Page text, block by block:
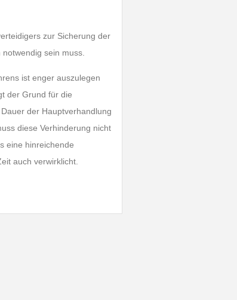
zur Sicherung der
sein muss.
ist enger auszulegen
der Grund für die
der Hauptverhandlung
diese Verhinderung nicht
eine hinreichende
auch verwirklicht.